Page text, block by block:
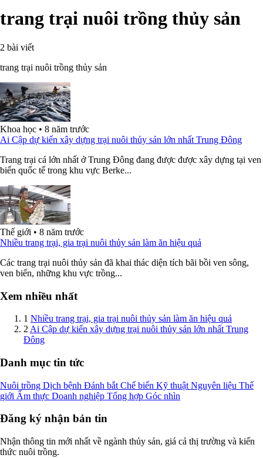
trang trại nuôi trồng thủy sản
2 bài viết
trang trại nuôi trồng thủy sản
Khoa học • 8 năm trước
Ai Cập dự kiến xây dựng trại nuôi thủy sản lớn nhất Trung Đông
Trang trại cá lớn nhất ở Trung Đông đang được được xây dựng tại ven
biển quốc tế trong khu vực Berke...
Thế giới • 8 năm trước
Nhiều trang trại, gia trại nuôi thủy sản làm ăn hiệu quả
Các trang trại nuôi thủy sản đã khai thác diện tích bãi bồi ven sông,
ven biển, những khu vực trồng...
Xem nhiều nhất
1 Nhiều trang trại, gia trại nuôi thủy sản làm ăn hiệu quả
2 Ai Cập dự kiến xây dựng trại nuôi thủy sản lớn nhất Trung
Đông
Danh mục tin tức
Nuôi trồng Dịch bệnh Đánh bắt Chế biến Kỹ thuật Nguyên liệu Thế
giới Ẩm thực Doanh nghiệp Tổng hợp Góc nhìn
Đăng ký nhận bản tin
Nhận thông tin mới nhất về ngành thủy sản, giá cả thị trường và kiến
thức nuôi trồng.